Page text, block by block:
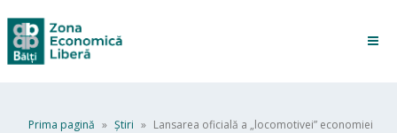
Prima pagină » Ştiri » Lansarea oficială a „locomotivei” economiei